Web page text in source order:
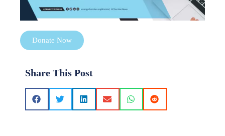
Donate Now
Share This Post